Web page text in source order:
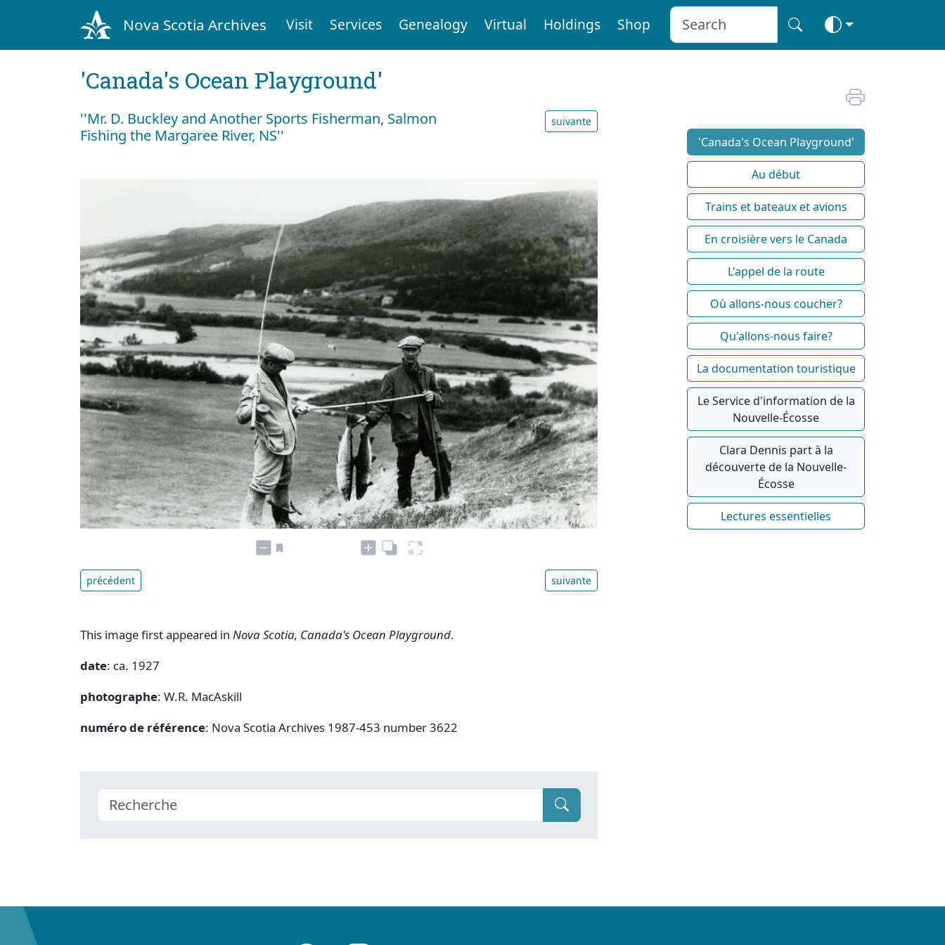
Nova Scotia Archives Visit Services Genealogy Virtual Holdings Shop
'Canada's Ocean Playground'
''Mr. D. Buckley and Another Sports Fisherman, Salmon
Fishing the Margaree River, NS''
suivante
précédent suivante
This image first appeared in Nova Scotia, Canada's Ocean Playground.
date: ca. 1927
photographe: W.R. MacAskill
numéro de référence: Nova Scotia Archives 1987-453 number 3622
'Canada's Ocean Playground'
Au début
Trains et bateaux et avions
En croisière vers le Canada
L'appel de la route
Où allons-nous coucher?
Qu'allons-nous faire?
La documentation touristique
Le Service d'information de la
Nouvelle-Écosse
Clara Dennis part à la
découverte de la Nouvelle-
Écosse
Lectures essentielles